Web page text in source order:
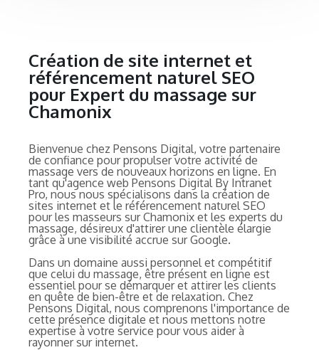
Création de site internet et
référencement naturel SEO
pour Expert du massage sur
Chamonix
Bienvenue chez Pensons Digital, votre partenaire
de confiance pour propulser votre activité de
massage vers de nouveaux horizons en ligne. En
tant qu'agence web Pensons Digital By Intranet
Pro, nous nous spécialisons dans la création de
sites internet et le référencement naturel SEO
pour les masseurs sur Chamonix et les experts du
massage, désireux d'attirer une clientèle élargie
grâce à une visibilité accrue sur Google.
Dans un domaine aussi personnel et compétitif
que celui du massage, être présent en ligne est
essentiel pour se démarquer et attirer les clients
en quête de bien-être et de relaxation. Chez
Pensons Digital, nous comprenons l'importance de
cette présence digitale et nous mettons notre
expertise à votre service pour vous aider à
rayonner sur internet.